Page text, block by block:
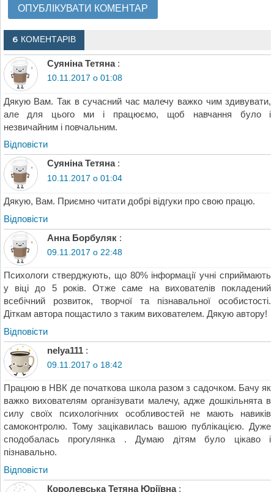
6 КОМЕНТАРІВ
Суяніна Тетяна :
10.11.2017 о 01:08
Дякую Вам. Так в сучасний час малечу важко чим здивувати,
але для цього ми і працюємо, щоб навчання було і
незвичайним і повчальним.
Відповіcти
Суяніна Тетяна :
10.11.2017 о 01:04
Дякую, Вам. Приємно читати добрі відгуки про свою працю.
Відповіcти
Анна Борбуляк :
09.11.2017 о 22:48
Психологи стверджують, що 80% інформації учні сприймають
у віці до 5 років. Отже саме на вихователів покладений
всебічний розвиток, творчої та пізнавальної особистості.
Діткам автора пощастило з таким вихователем. Дякую автору!
Відповіcти
nelya111 :
09.11.2017 о 18:42
Працюю в НВК де початкова школа разом з садочком. Бачу як
важко вихователям організувати малечу, адже дошкільнята в
силу своїх психологічних особливостей не мають навиків
самоконтролю. Тому зацікавилась вашою публікацією. Дуже
сподобалась прогулянка . Думаю дітям було цікаво і
пізнавально.
Відповіcти
Королевська Тетяна Юріївна :